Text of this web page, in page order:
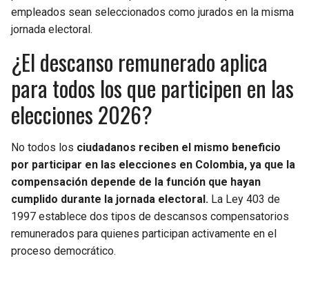
empleados sean seleccionados como jurados en la misma
jornada electoral.
¿El descanso remunerado aplica
para todos los que participen en las
elecciones 2026?
No todos los ciudadanos reciben el mismo beneficio
por participar en las elecciones en Colombia, ya que la
compensación depende de la función que hayan
cumplido durante la jornada electoral. La Ley 403 de
1997 establece dos tipos de descansos compensatorios
remunerados para quienes participan activamente en el
proceso democrático.